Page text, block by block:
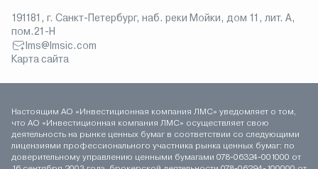
191181, г. Санкт-Петербург, наб. реки Мойки, дом 11, лит. А,
пом.21-Н
lms@lmsic.com
Карта сайта
Настоящим АО «Инвестиционная компания ЛМС» уведомляет о том,
что АО «Инвестиционная компания ЛМС» осуществляет свою
деятельность на рынке ценных бумаг в соответствии со следующими
лицензиями профессионального участника рынка ценных бумаг: по
доверительному управлению ценными бумагами 078-06324-001000 от